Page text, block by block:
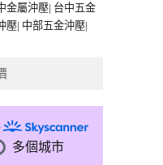
金屬沖壓| 台中五金
壓| 中部五金沖壓|